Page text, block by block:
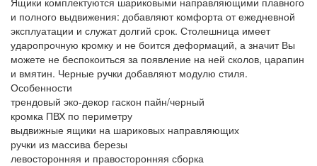
и полного выдвижения: добавляют комфорта от ежедневной
эксплуатации и служат долгий срок. Столешница имеет
ударопрочную кромку и не боится деформаций, а значит Вы
можете не беспокоиться за появление на ней сколов, царапин
и вмятин. Черные ручки добавляют модулю стиля.
Особенности
трендовый эко-декор гаскон пайн/черный
кромка ПВХ по периметру
выдвижные ящики на шариковых направляющих
ручки из массива березы
левосторонняя и правосторонняя сборка